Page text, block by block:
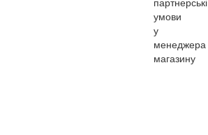
умови
у
менеджера
магазину